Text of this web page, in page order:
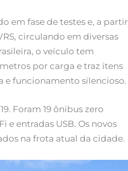
em fase de testes e, a partir
circulando em diversas
o veículo tem
por carga e traz itens
e funcionamento silencioso.
Foram 19 ônibus zero
entradas USB. Os novos
na frota atual da cidade.